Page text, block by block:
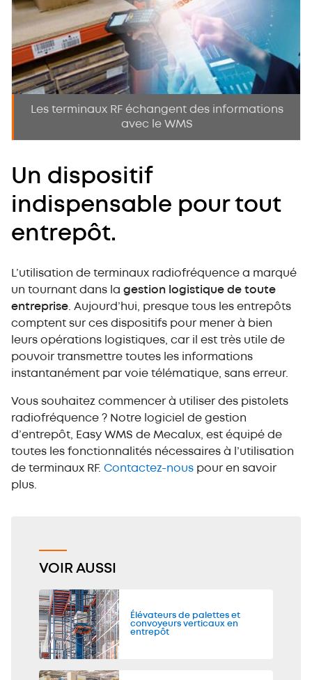
Les terminaux RF échangent des informations
avec le WMS
Un dispositif
indispensable pour tout
entrepôt.
L’utilisation de terminaux radiofréquence a marqué
un tournant dans la gestion logistique de toute
entreprise. Aujourd’hui, presque tous les entrepôts
comptent sur ces dispositifs pour mener à bien
leurs opérations logistiques, car il est très utile de
pouvoir transmettre toutes les informations
instantanément par voie télématique, sans erreur.
Vous souhaitez commencer à utiliser des pistolets
radiofréquence ? Notre logiciel de gestion
d’entrepôt, Easy WMS de Mecalux, est équipé de
toutes les fonctionnalités nécessaires à l’utilisation
de terminaux RF. Contactez-nous pour en savoir
plus.
VOIR AUSSI
Élévateurs de palettes et
convoyeurs verticaux en
entrepôt